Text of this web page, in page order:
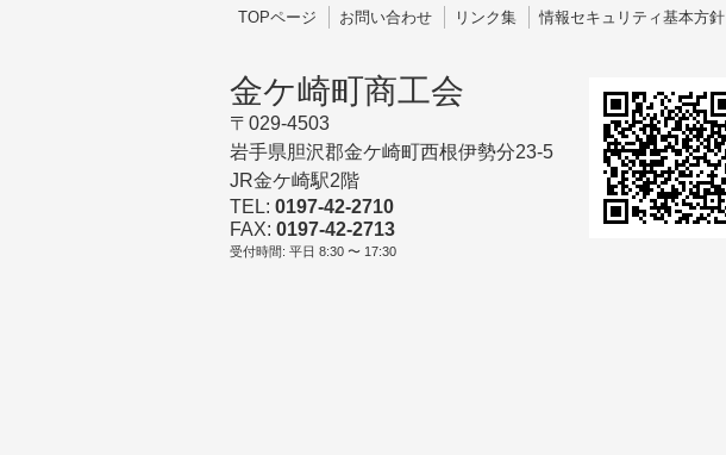
TOPページ お問い合わせ リンク集 情報セキュリティ基本方針
金ケ崎町商工会
〒029-4503
岩手県胆沢郡金ケ崎町西根伊勢分23-5
JR金ケ崎駅2階
TEL: 0197-42-2710
FAX: 0197-42-2713
受付時間: 平日 8:30 〜 17:30